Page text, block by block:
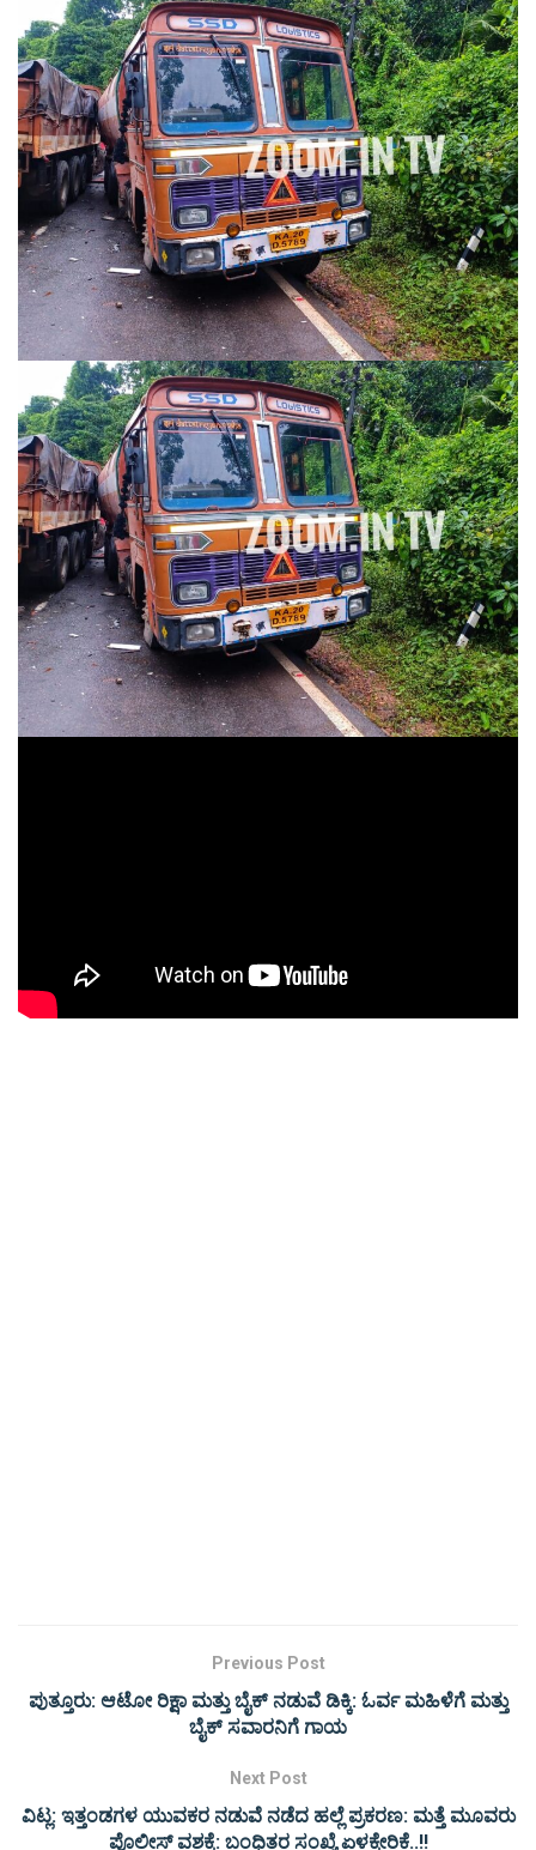
Previous Post
ಪುತ್ತೂರು: ಆಟೋ ರಿಕ್ಷಾ ಮತ್ತು ಬೈಕ್ ನಡುವೆ ಡಿಕ್ಕಿ: ಓರ್ವ ಮಹಿಳೆಗೆ ಮತ್ತು
ಬೈಕ್ ಸವಾರನಿಗೆ ಗಾಯ
Next Post
ವಿಟ್ಲ: ಇತ್ತಂಡಗಳ ಯುವಕರ ನಡುವೆ ನಡೆದ ಹಲ್ಲೆ ಪ್ರಕರಣ: ಮತ್ತೆ ಮೂವರು
ಪೊಲೀಸ್ ವಶಕ್ಕೆ: ಬಂಧಿತರ ಸಂಖ್ಯೆ ಏಳಕ್ಕೇರಿಕೆ..!!